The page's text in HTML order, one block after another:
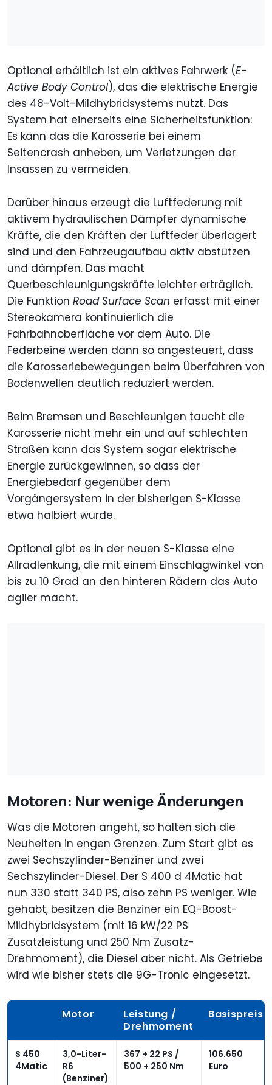
Optional erhältlich ist ein aktives Fahrwerk (E-
Active Body Control), das die elektrische Energie
des 48-Volt-Mildhybridsystems nutzt. Das
System hat einerseits eine Sicherheitsfunktion:
Es kann das die Karosserie bei einem
Seitencrash anheben, um Verletzungen der
Insassen zu vermeiden.
Darüber hinaus erzeugt die Luftfederung mit
aktivem hydraulischen Dämpfer dynamische
Kräfte, die den Kräften der Luftfeder überlagert
sind und den Fahrzeugaufbau aktiv abstützen
und dämpfen. Das macht
Querbeschleunigungskräfte leichter erträglich.
Die Funktion Road Surface Scan erfasst mit einer
Stereokamera kontinuierlich die
Fahrbahnoberfläche vor dem Auto. Die
Federbeine werden dann so angesteuert, dass
die Karosseriebewegungen beim Überfahren von
Bodenwellen deutlich reduziert werden.
Beim Bremsen und Beschleunigen taucht die
Karosserie nicht mehr ein und auf schlechten
Straßen kann das System sogar elektrische
Energie zurückgewinnen, so dass der
Energiebedarf gegenüber dem
Vorgängersystem in der bisherigen S-Klasse
etwa halbiert wurde.
Optional gibt es in der neuen S-Klasse eine
Allradlenkung, die mit einem Einschlagwinkel von
bis zu 10 Grad an den hinteren Rädern das Auto
agiler macht.
Motoren: Nur wenige Änderungen
Was die Motoren angeht, so halten sich die
Neuheiten in engen Grenzen. Zum Start gibt es
zwei Sechszylinder-Benziner und zwei
Sechszylinder-Diesel. Der S 400 d 4Matic hat
nun 330 statt 340 PS, also zehn PS weniger. Wie
gehabt, besitzen die Benziner ein EQ-Boost-
Mildhybridsystem (mit 16 kW/22 PS
Zusatzleistung und 250 Nm Zusatz-
Drehmoment), die Diesel aber nicht. Als Getriebe
wird wie bisher stets die 9G-Tronic eingesetzt.
Motor
Leistung /
Drehmoment
Basispreis
S 450
4Matic
3,0-Liter-
R6
(Benziner)
367 + 22 PS /
500 + 250 Nm
106.650
Euro